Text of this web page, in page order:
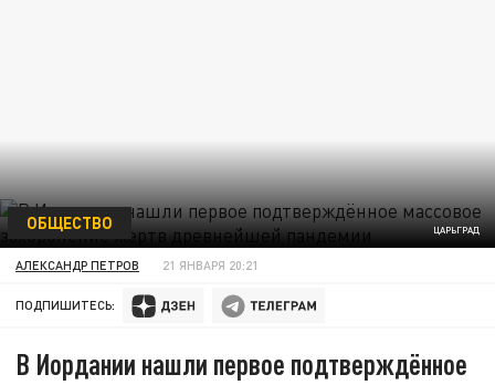
ЦАРЬГРАД
ОБЩЕСТВО
АЛЕКСАНДР ПЕТРОВ 21 ЯНВАРЯ 20:21
ПОДПИШИТЕСЬ:
В Иордании нашли первое подтверждённое